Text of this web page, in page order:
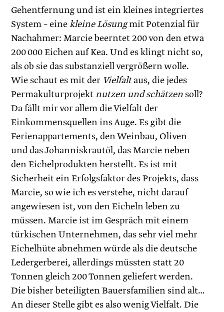
Gehentfernung und ist ein kleines integriertes
System – einekleine Lösungmit Potenzial für
Nachahmer: Marcie beerntet 200 von den etwa
200 000 Eichen auf Kea. Und es klingt nicht so,
als ob sie das substanziell vergrößern wolle.
Wie schaut es mit der Vielfaltaus, die jedes
Permakulturprojektnutzen und schätzen soll?
Da fällt mir vor allem die Vielfalt der
Einkommensquellen ins Auge. Es gibt die
Ferienappartements, den Weinbau, Oliven
und das Johanniskrautöl, das Marcie neben
den Eichelprodukten herstellt. Es ist mit
Sicherheit ein Erfolgsfaktor des Projekts, dass
Marcie, so wie ich es verstehe, nicht darauf
angewiesen ist, von den Eicheln leben zu
müssen. Marcie ist im Gespräch mit einem
türkischen Unternehmen, das sehr viel mehr
Eichelhüte abnehmen würde als die deutsche
Ledergerberei, allerdings müssten statt 20
Tonnen gleich 200 Tonnen geliefert werden.
Die bisher beteiligten Bauersfamilien sind alt…
An dieser Stelle gibt es also wenig Vielfalt. Die